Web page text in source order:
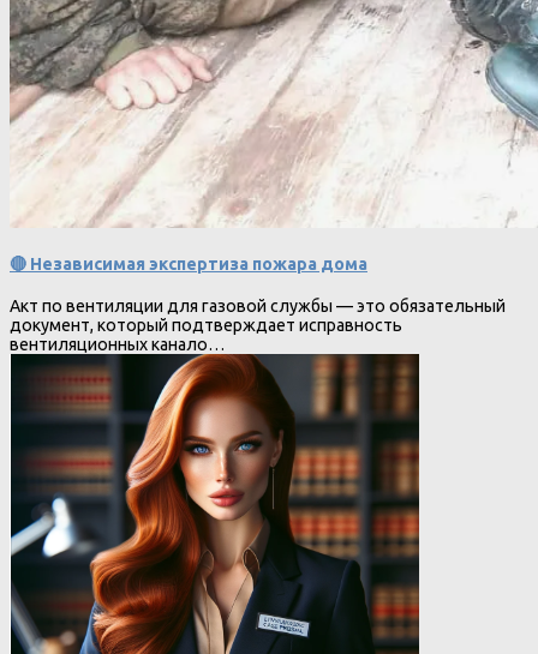
🔴 Независимая экспертиза пожара дома
Акт по вентиляции для газовой службы — это обязательный
документ, который подтверждает исправность
вентиляционных канало…